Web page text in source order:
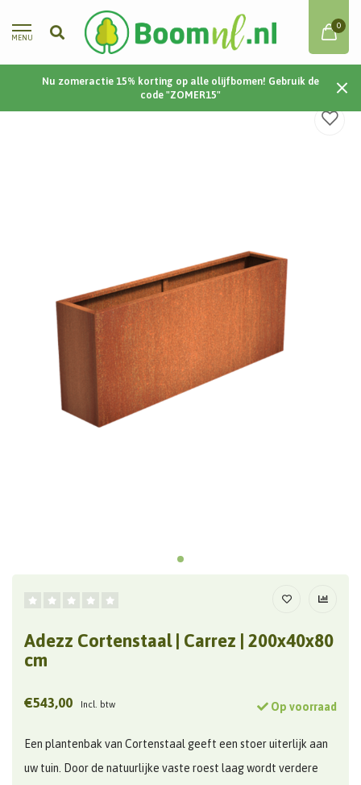
MENU
0
Nu zomeractie 15% korting op alle olijfbomen! Gebruik de
code "ZOMER15"
Home / Cortenstaal | Carrez | 200x40x80 cm
Adezz Cortenstaal | Carrez | 200x40x80
cm
€543,00 Incl. btw Op voorraad
Een plantenbak van Cortenstaal geeft een stoer uiterlijk aan
uw tuin. Door de natuurlijke vaste roest laag wordt verdere